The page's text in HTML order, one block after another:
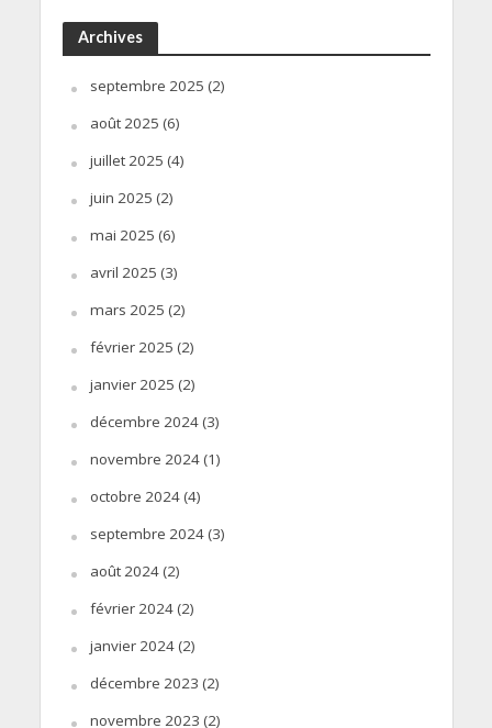
Archives
septembre 2025 (2)
août 2025 (6)
juillet 2025 (4)
juin 2025 (2)
mai 2025 (6)
avril 2025 (3)
mars 2025 (2)
février 2025 (2)
janvier 2025 (2)
décembre 2024(3)
novembre 2024(1)
octobre 2024(4)
septembre 2024(3)
août 2024(2)
février 2024(2)
janvier 2024(2)
décembre 2023 (2)
novembre 2023 (2)